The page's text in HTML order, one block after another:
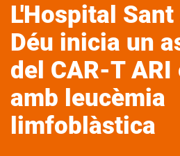
L'Hospital
Déu inicia un
del CAR-T
amb leucèmia
limfoblàstica